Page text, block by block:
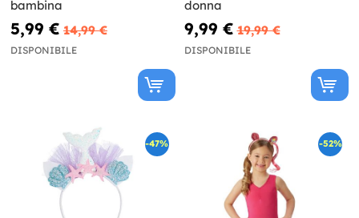
bambina
5,99 € 14,99 €
DISPONIBILE
donna
9,99 € 19,99 €
DISPONIBILE
-47% -52%